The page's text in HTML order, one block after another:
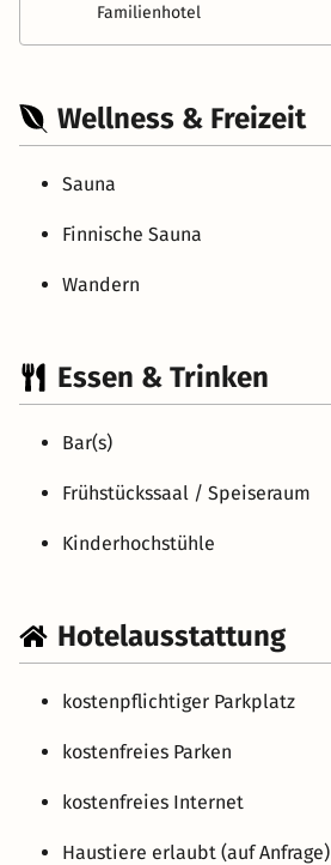
Familienhotel
Wellness & Freizeit
Sauna
Finnische Sauna
Wandern
Essen & Trinken
Bar(s)
Frühstückssaal / Speiseraum
Kinderhochstühle
Hotelausstattung
kostenpflichtiger Parkplatz
kostenfreies Parken
kostenfreies Internet
Haustiere erlaubt (auf Anfrage)